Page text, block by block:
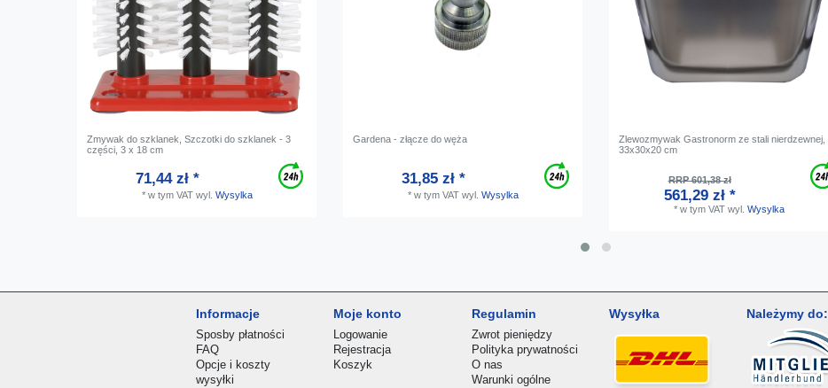
Zmywak do szklanek, Szczotki do szklanek - 3
części, 3 x 18 cm
71,44 zł *
* w tym VATwyl. Wysylka
Gardena - złącze do węża
31,85 zł *
* w tym VATwyl. Wysylka
Zlewozmywak Gastronorm ze stali nierdzewnej,
33x30x20 cm
RRP 601,38 zł
561,29 zł *
* w tym VATwyl. Wysylka
Informacje
Sposby płatności
FAQ
Opcje i koszty
wysyłki
Moje konto
Logowanie
Rejestracja
Koszyk
Regulamin
Zwrot pieniędzy
Polityka prywatności
O nas
Warunki ogólne
Wysyłka Należymy do: